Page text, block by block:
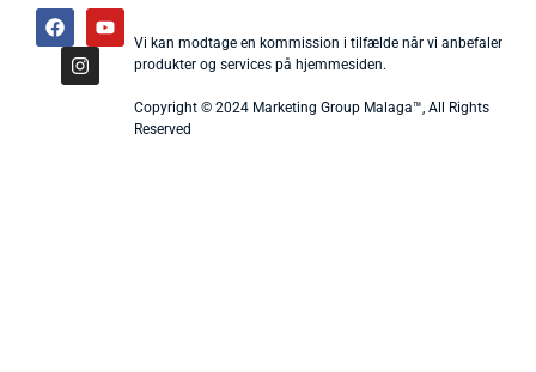
Vi kan modtage en kommission i tilfælde når vi anbefaler
produkter og services på hjemmesiden.
Copyright © 2024 Marketing Group Malaga™, All Rights
Reserved